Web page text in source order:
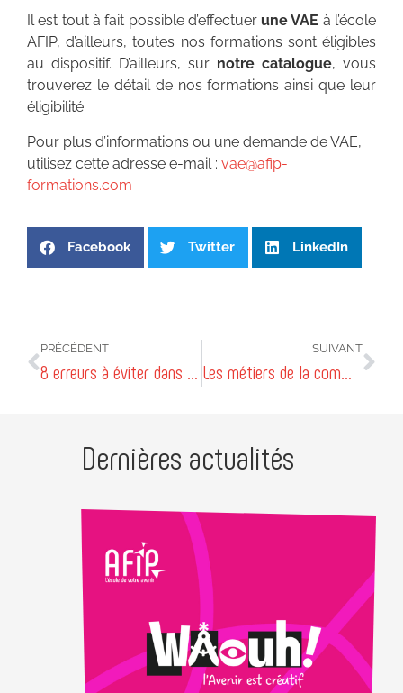
Il est tout à fait possible d’effectuer une VAE à l’école
AFIP, d’ailleurs, toutes nos formations sont éligibles
au dispositif. D’ailleurs, sur notre catalogue, vous
trouverez le détail de nos formations ainsi que leur
éligibilité.
Pour plus d’informations ou une demande de VAE,
utilisez cette adresse e-mail : vae@afip-
formations.com
Facebook Twitter LinkedIn
PRÉCÉDENT SUIVANT
Dernières actualités